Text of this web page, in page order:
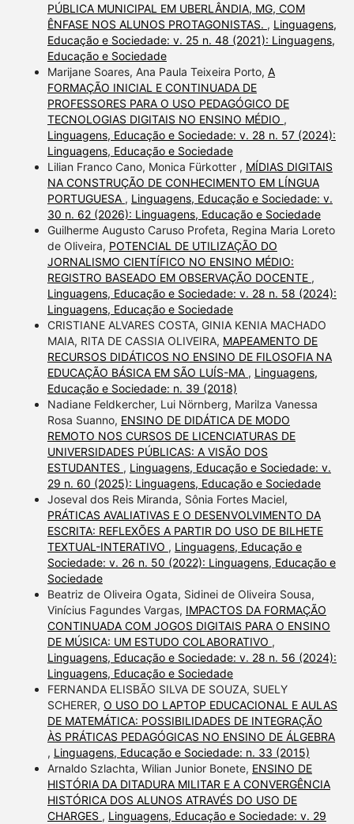
PÚBLICA MUNICIPAL EM UBERLÂNDIA, MG, COM
ÊNFASE NOS ALUNOS PROTAGONISTAS. , Linguagens,
Educação e Sociedade: v. 25 n. 48 (2021): Linguagens,
Educação e Sociedade
Marijane Soares, Ana Paula Teixeira Porto, A
FORMAÇÃO INICIAL E CONTINUADA DE
PROFESSORES PARA O USO PEDAGÓGICO DE
TECNOLOGIAS DIGITAIS NO ENSINO MÉDIO ,
Linguagens, Educação e Sociedade: v. 28 n. 57 (2024):
Linguagens, Educação e Sociedade
Lilian Franco Cano, Monica Fürkotter , MÍDIAS DIGITAIS
NA CONSTRUÇÃO DE CONHECIMENTO EM LÍNGUA
PORTUGUESA , Linguagens, Educação e Sociedade: v.
30 n. 62 (2026): Linguagens, Educação e Sociedade
Guilherme Augusto Caruso Profeta, Regina Maria Loreto
de Oliveira, POTENCIAL DE UTILIZAÇÃO DO
JORNALISMO CIENTÍFICO NO ENSINO MÉDIO:
REGISTRO BASEADO EM OBSERVAÇÃO DOCENTE ,
Linguagens, Educação e Sociedade: v. 28 n. 58 (2024):
Linguagens, Educação e Sociedade
CRISTIANE ALVARES COSTA, GINIA KENIA MACHADO
MAIA, RITA DE CASSIA OLIVEIRA, MAPEAMENTO DE
RECURSOS DIDÁTICOS NO ENSINO DE FILOSOFIA NA
EDUCAÇÃO BÁSICA EM SÃO LUÍS-MA , Linguagens,
Educação e Sociedade: n. 39 (2018)
Nadiane Feldkercher, Lui Nörnberg, Marilza Vanessa
Rosa Suanno, ENSINO DE DIDÁTICA DE MODO
REMOTO NOS CURSOS DE LICENCIATURAS DE
UNIVERSIDADES PÚBLICAS: A VISÃO DOS
ESTUDANTES , Linguagens, Educação e Sociedade: v.
29 n. 60 (2025): Linguagens, Educação e Sociedade
Joseval dos Reis Miranda, Sônia Fortes Maciel,
PRÁTICAS AVALIATIVAS E O DESENVOLVIMENTO DA
ESCRITA: REFLEXÕES A PARTIR DO USO DE BILHETE
TEXTUAL-INTERATIVO , Linguagens, Educação e
Sociedade: v. 26 n. 50 (2022): Linguagens, Educação e
Sociedade
Beatriz de Oliveira Ogata, Sidinei de Oliveira Sousa,
Vinícius Fagundes Vargas, IMPACTOS DA FORMAÇÃO
CONTINUADA COM JOGOS DIGITAIS PARA O ENSINO
DE MÚSICA: UM ESTUDO COLABORATIVO ,
Linguagens, Educação e Sociedade: v. 28 n. 56 (2024):
Linguagens, Educação e Sociedade
FERNANDA ELISBÃO SILVA DE SOUZA, SUELY
SCHERER, O USO DO LAPTOP EDUCACIONAL E AULAS
DE MATEMÁTICA: POSSIBILIDADES DE INTEGRAÇÃO
ÀS PRÁTICAS PEDAGÓGICAS NO ENSINO DE ÁLGEBRA
, Linguagens, Educação e Sociedade: n. 33 (2015)
Arnaldo Szlachta, Wilian Junior Bonete, ENSINO DE
HISTÓRIA DA DITADURA MILITAR E A CONVERGÊNCIA
HISTÓRICA DOS ALUNOS ATRAVÉS DO USO DE
CHARGES , Linguagens, Educação e Sociedade: v. 29